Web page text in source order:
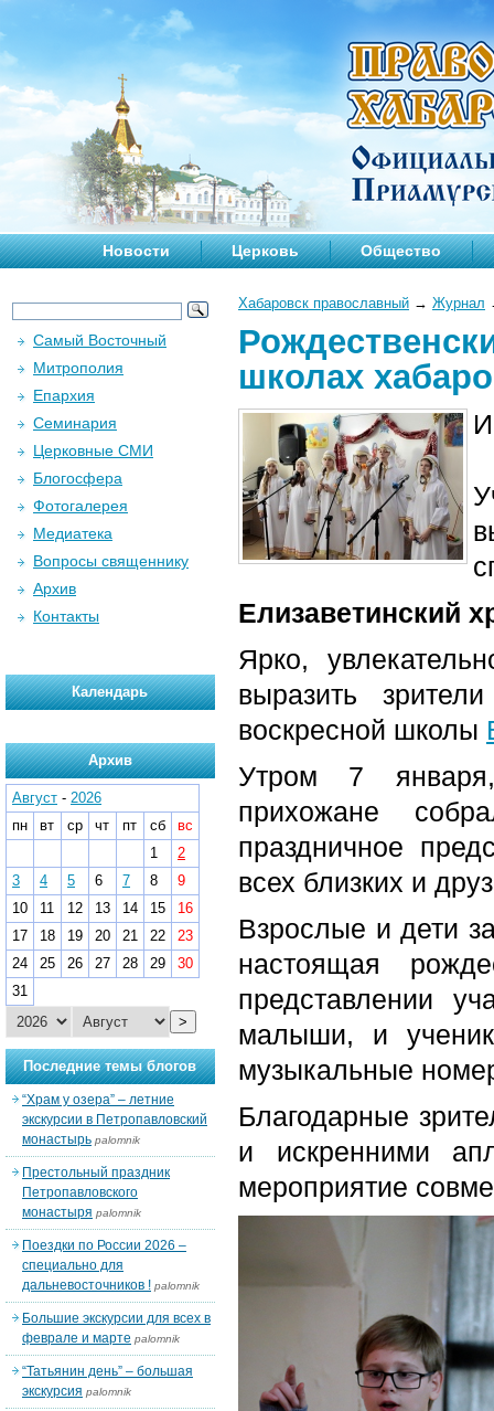
Новости Церковь Общество
Хабаровск православный → Журнал
школах
Елизаветинский
Ярко,
выразить
воскресной школы
Утром 7
прихожане
праздничное
всех близких и
Взрослые и дети
настоящая
представлении
малыши, и
музыкальные
Благодарные
и искренними
мероприятие
Самый Восточный
Митрополия
Епархия
Семинария
Церковные СМИ
Блогосфера
Фотогалерея
Медиатека
Вопросы священнику
Архив
Контакты
Календарь
Архив
Август - 2026
пн
вт ср чт пт сб
вс
1
2
3
4 5 6 7 8
9
10
11 12 13 14 15
16
17
18 19 20 21 22
23
24
25 26 27 28 29
30
31
>
Последние темы блогов
“Храм у озера” – летние
экскурсии в Петропавловский
монастырь palomnik
Престольный праздник
Петропавловского
монастыря palomnik
Поездки по России 2026 –
специально для
дальневосточников ! palomnik
Большие экскурсии для всех в
феврале и марте palomnik
“Татьянин день” – большая
экскурсия palomnik